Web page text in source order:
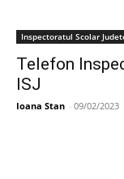
Inspectoratul Scolar
Telefon
ISJ
Ioana Stan - 09/02/2023